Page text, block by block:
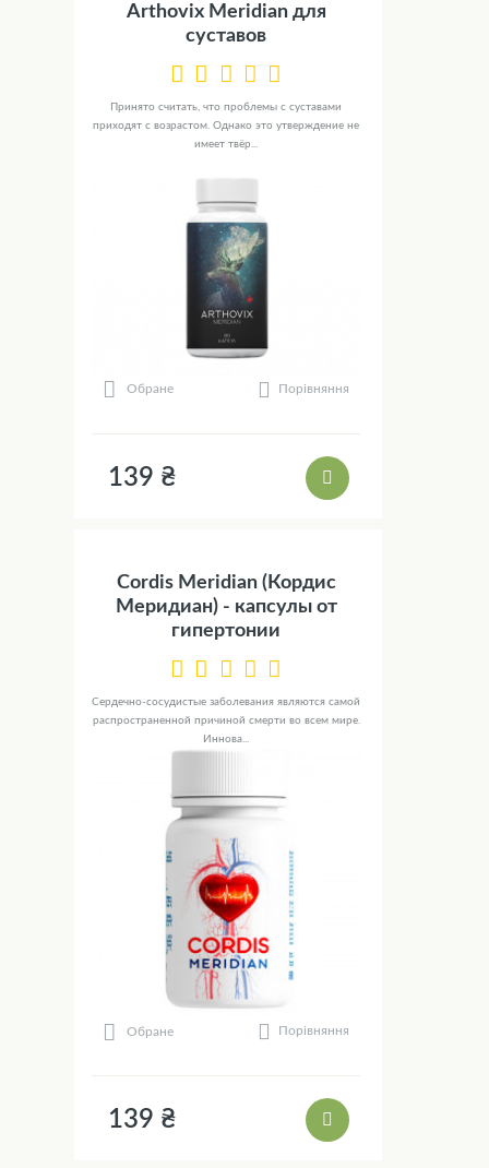
Arthovix Meridian для
суставов
Принято считать, что проблемы с суставами
приходят с возрастом. Однако это утверждение не
имеет твёр...
Обране Порівняння
139 ₴
Cordis Meridian (Кордис
Меридиан) - капсулы от
гипертонии
Сердечно-сосудистые заболевания являются самой
распространенной причиной смерти во всем мире.
Иннова...
Обране Порівняння
139 ₴